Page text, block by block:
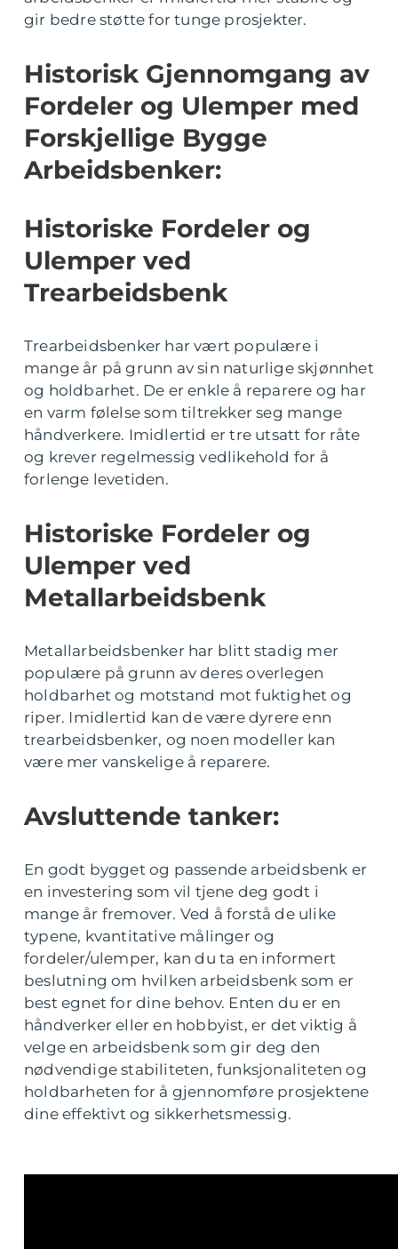
gir bedre støtte for tunge prosjekter.
Historisk Gjennomgang av
Fordeler og Ulemper med
Forskjellige Bygge
Arbeidsbenker:
Historiske Fordeler og
Ulemper ved
Trearbeidsbenk
Trearbeidsbenker har vært populære i
mange år på grunn av sin naturlige skjønnhet
og holdbarhet. De er enkle å reparere og har
en varm følelse som tiltrekker seg mange
håndverkere. Imidlertid er tre utsatt for råte
og krever regelmessig vedlikehold for å
forlenge levetiden.
Historiske Fordeler og
Ulemper ved
Metallarbeidsbenk
Metallarbeidsbenker har blitt stadig mer
populære på grunn av deres overlegen
holdbarhet og motstand mot fuktighet og
riper. Imidlertid kan de være dyrere enn
trearbeidsbenker, og noen modeller kan
være mer vanskelige å reparere.
Avsluttende tanker:
En godt bygget og passende arbeidsbenk er
en investering som vil tjene deg godt i
mange år fremover. Ved å forstå de ulike
typene, kvantitative målinger og
fordeler/ulemper, kan du ta en informert
beslutning om hvilken arbeidsbenk som er
best egnet for dine behov. Enten du er en
håndverker eller en hobbyist, er det viktig å
velge en arbeidsbenk som gir deg den
nødvendige stabiliteten, funksjonaliteten og
holdbarheten for å gjennomføre prosjektene
dine effektivt og sikkerhetsmessig.